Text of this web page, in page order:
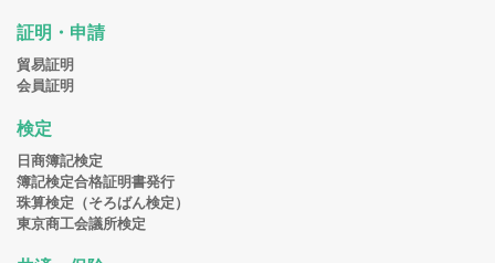
証明・申請
貿易証明
会員証明
検定
日商簿記検定
簿記検定合格証明書発行
珠算検定（そろばん検定）
東京商工会議所検定